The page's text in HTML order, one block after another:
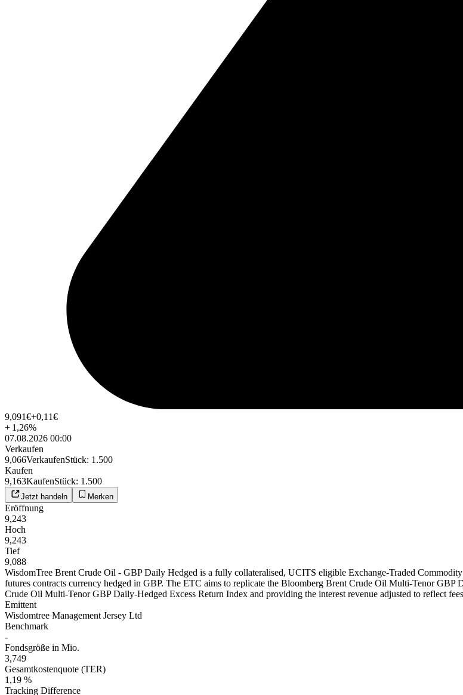
9,091€+0,11€
+ 1,26%
07.08.2026 00:00
Verkaufen
9,066VerkaufenStück: 1.500
Kaufen
9,163KaufenStück: 1.500
Jetzt handeln Merken
Eröffnung
9,243
Hoch
9,243
Tief
9,088
WisdomTree Brent Crude Oil - GBP Daily Hedged is a fully collateralised, UCITS eligible Exchange-Traded
futures contracts currency hedged in GBP. The ETC aims to replicate the Bloomberg Brent Crude Oil Multi-Tenor
Crude Oil Multi-Tenor GBP Daily-Hedged Excess Return Index and providing the interest revenue adjusted to reflect
Emittent
Wisdomtree Management Jersey Ltd
Benchmark
-
Fondsgröße in Mio.
3,749
Gesamtkostenquote (TER)
1,19 %
Tracking Difference